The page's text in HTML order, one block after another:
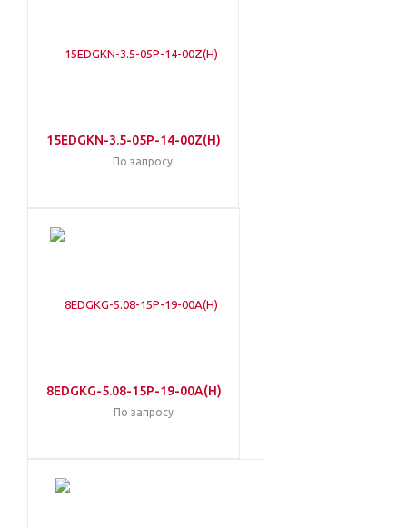
15EDGKN-3.5-05P-14-00Z(H)
По запросу
8EDGKG-5.08-15P-19-00A(H)
По запросу